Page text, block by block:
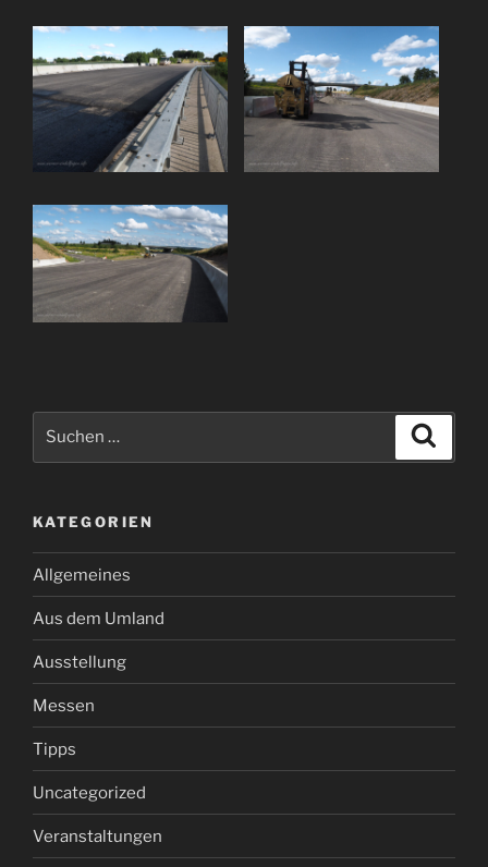
KATEGORIEN
Allgemeines
Aus dem Umland
Ausstellung
Messen
Tipps
Uncategorized
Veranstaltungen